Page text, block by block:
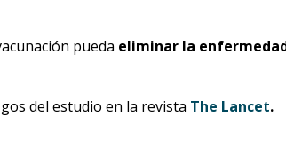
pueda eliminar la
del estudio en la revista The Lancet.